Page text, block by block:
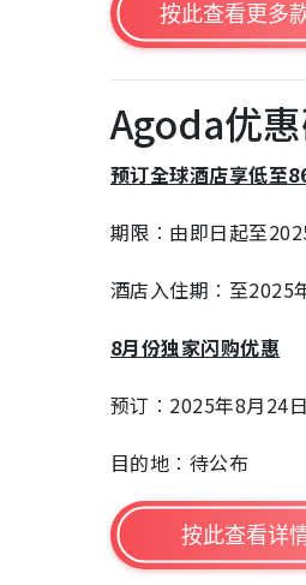
按此查看更多
Agoda优
预订全球酒店享低至
期限︰由即日起至
酒店入住期︰至2025
8月份独家闪购优惠
预订︰2025年8月24
目的地︰待公布
按此查看详